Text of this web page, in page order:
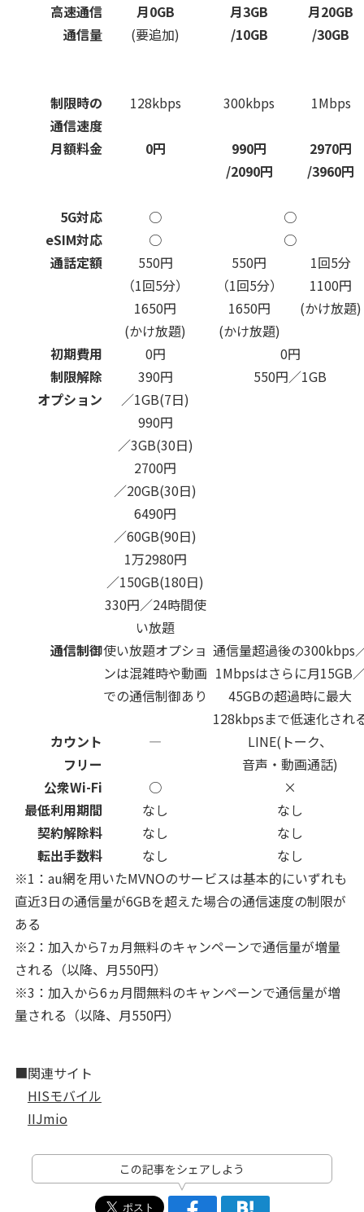
高速通信
通信量
月0GB
(要追加)
月3GB
/10GB
月20GB
/30GB
制限時の
通信速度
128kbps 300kbps 1Mbps
月額料金 0円
990円
/2090円
2970円
/3960円
5G対応 ○
○
eSIM対応
○
○
通話定額
550円
（1回5分）
1650円
(かけ放題)
550円
（1回5分）
1650円
(かけ放題)
1回5分
1100円
(かけ放題)
初期費用 0円
0円
制限解除
オプション
390円
／1GB(7日)
990円
／3GB(30日)
2700円
／20GB(30日)
6490円
／60GB(90日)
1万2980円
／150GB(180日)
330円／24時間使
い放題
550円／1GB
通信制御使い放題オプショ
ンは混雑時や動画
での通信制御あり
通信量超過後の300kbps
1Mbpsはさらに月15GB
45GBの超過時に最大
128kbpsまで低速化され
カウント
フリー
―
LINE(トーク、
音声・動画通話)
公衆Wi-Fi
○
×
最低利用期間
なし
なし
契約解除料
なし
なし
転出手数料
なし
なし
※1：au網を用いたMVNOのサービスは基本的にいずれも
直近3日の通信量が6GBを超えた場合の通信速度の制限が
ある
※2：加入から7ヵ月無料のキャンペーンで通信量が増量
される（以降、月550円）
※3：加入から6ヵ月間無料のキャンペーンで通信量が増
量される（以降、月550円）
■関連サイト
HISモバイル
IIJmio
この記事をシェアしよう